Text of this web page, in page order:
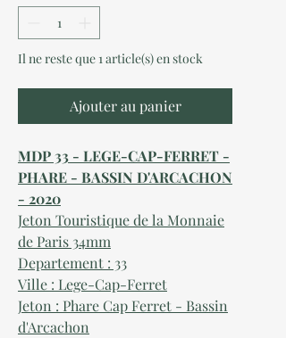
Il ne reste que 1 article(s) en stock
Ajouter au panier
MDP 33 - LEGE-CAP-FERRET -
PHARE - BASSIN D'ARCACHON
- 2020
Jeton Touristique de la Monnaie
de Paris 34mm
Departement : 33
Ville : Lege-Cap-Ferret
Jeton : Phare Cap Ferret - Bassin
d'Arcachon